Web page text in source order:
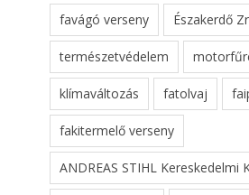
favágó verseny Északerdő
természetvédelem
klímaváltozás fatolvaj
fakitermelő verseny
ANDREAS STIHL Kereskedelmi